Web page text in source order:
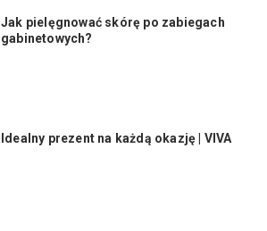
Jak pielęgnować skórę po zabiegach
gabinetowych?
Idealny prezent na każdą okazję | VIVA